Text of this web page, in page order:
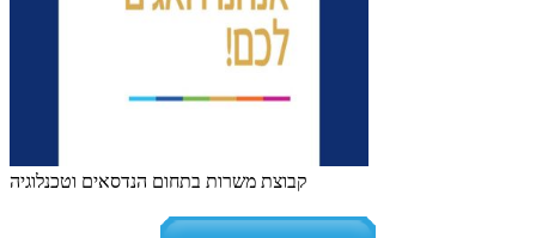
קבוצת משרות בתחום הנדסאים וטכנלוגיה